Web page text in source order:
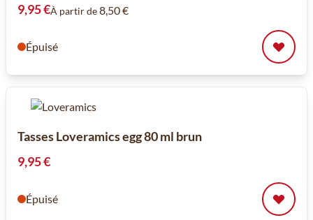
9,95 €À partir de8,50 €
Épuisé
Tasses Loveramics egg 80 ml brun
9,95 €
Épuisé